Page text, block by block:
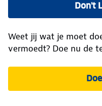
Don't
Weet jij wat je moet
vermoedt? Doe nu de